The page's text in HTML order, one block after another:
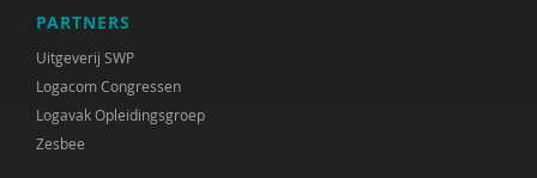
PARTNERS
Uitgeverij SWP
Logacom Congressen
Logavak Opleidingsgroep
Zesbee